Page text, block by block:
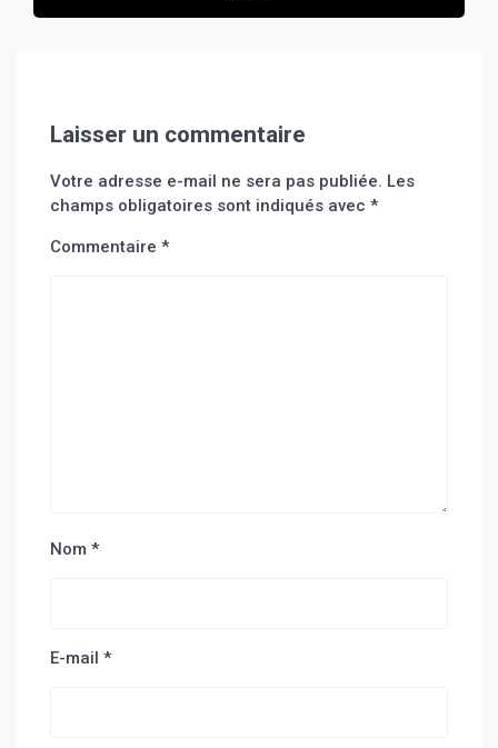
Laisser un commentaire
Votre adresse e-mail ne sera pas publiée. Les
champs obligatoires sont indiqués avec *
Commentaire *
Nom *
E-mail *